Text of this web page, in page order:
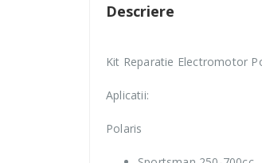
Descriere
Kit Reparatie Electromotor
Aplicatii:
Polaris